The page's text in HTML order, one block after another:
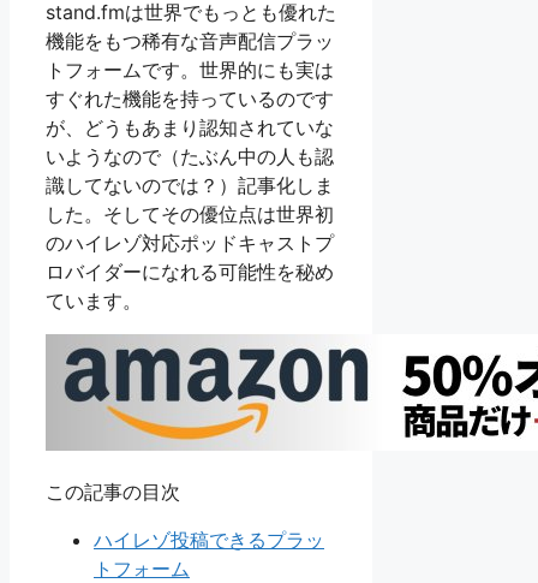
stand.fmは世界でもっとも優れた
機能をもつ稀有な音声配信プラッ
トフォームです。世界的にも実は
すぐれた機能を持っているのです
が、どうもあまり認知されていな
いようなので（たぶん中の人も認
識してないのでは？）記事化しま
した。そしてその優位点は世界初
のハイレゾ対応ポッドキャストプ
ロバイダーになれる可能性を秘め
ています。
この記事の目次
ハイレゾ投稿できるプラッ
トフォーム